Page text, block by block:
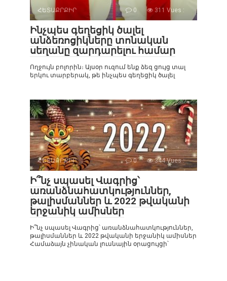
ՀԵՏԱՔՐՔԻՐ 0 311 Vues :
Ինչպես գեղեցիկ ծալել
անձեռոցիկները տոնական
սեղանը զարդարելու համար
Ողջույն բոլորին։ Այսօր ուզում ենք ձեզ ցույց տալ
երկու տարբերակ, թե ինչպես գեղեցիկ ծալել
ՀԵՏԱՔՐՔԻՐ 0 344 Vues :
Ի՞նչ սպասել Վագրից՝
առանձնահատկություններ,
թալիսմաններ և 2022 թվականի
երջանիկ ամիսներ
Ի՞նչ սպասել Վագրից՝ առանձնահատկություններ,
թալիսմաններ և 2022 թվականի երջանիկ ամիսներ
Համաձայն չինական լուսնային օրացույցի՝